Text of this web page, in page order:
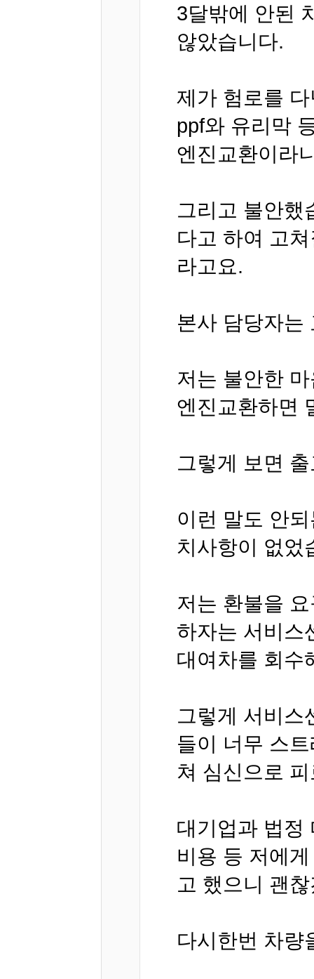
3달밖에 안된
않았습니다.
제가 험로를
ppf와 유리막
엔진교환이라
그리고 불안했
다고 하여 고
라고요.
본사 담당자는
저는 불안한
엔진교환하면
그렇게 보면
이런 말도 안
치사항이 없었
저는 환불을
하자는 서비스
대여차를 회수
그렇게 서비스
들이 너무 스
쳐 심신으로
대기업과 법정
비용 등 저에
고 했으니 괜
다시한번 차량